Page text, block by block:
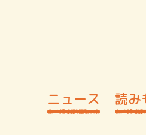
ニュース 読み